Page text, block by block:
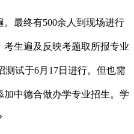
最终有500余人到现场进行
生遍及反映考题取所报专业
测试于6月17日进行。但也需
中德合做办学专业招生。学